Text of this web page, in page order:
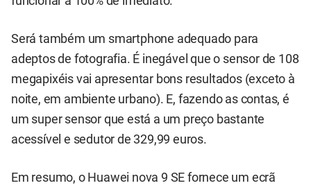
Será também um smartphone adequado para
adeptos de fotografia. É inegável que o sensor de 108
megapixéis vai apresentar bons resultados (exceto à
noite, em ambiente urbano). E, fazendo as contas, é
um super sensor que está a um preço bastante
acessível e sedutor de 329,99 euros.
Em resumo, o Huawei nova 9 SE fornece um ecrã